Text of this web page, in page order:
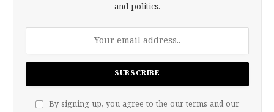
and politics.
By signing up, you agree to the our terms and our